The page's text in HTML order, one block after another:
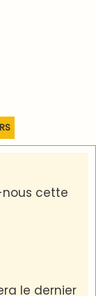
rencontre
et de